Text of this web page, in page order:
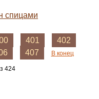
спицами
401
402
407 В конец
424